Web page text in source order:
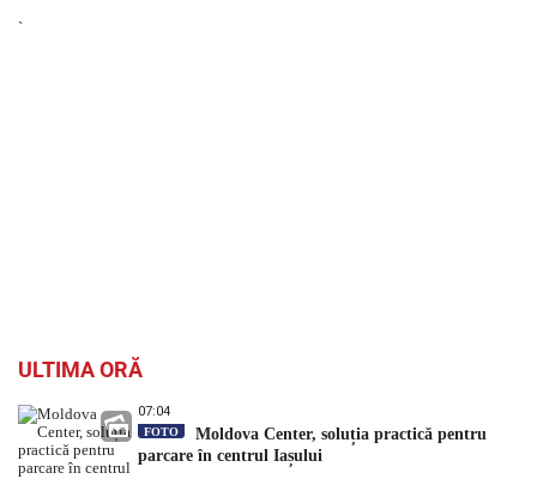
`
ULTIMA ORĂ
07:04
FOTO
Moldova Center, soluția practică pentru
parcare în centrul Iașului